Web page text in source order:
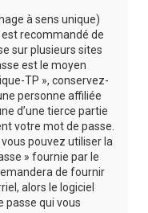
à sens unique)
est recommandé de
sur plusieurs sites
est le moyen
TP », conservez-
personne affiliée
d’une tierce partie
votre mot de passe.
pouvez utiliser la
» fournie par le
de fournir
alors le logiciel
passe qui vous